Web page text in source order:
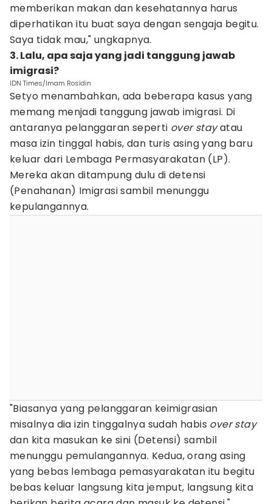
memberikan makan dan kesehatannya harus
diperhatikan itu buat saya dengan sengaja begitu.
Saya tidak mau," ungkapnya.
3. Lalu, apa saja yang jadi tanggung jawab
imigrasi?
IDN Times/Imam Rosidin
Setyo menambahkan, ada beberapa kasus yang
memang menjadi tanggung jawab imigrasi. Di
antaranya pelanggaran seperti over stayatau
masa izin tinggal habis, dan turis asing yang baru
keluar dari Lembaga Permasyarakatan (LP).
Mereka akan ditampung dulu di detensi
(Penahanan) Imigrasi sambil menunggu
kepulangannya.
"Biasanya yang pelanggaran keimigrasian
misalnya dia izin tinggalnya sudah habis over stay
dan kita masukan ke sini (Detensi) sambil
menunggu pemulangannya. Kedua, orang asing
yang bebas lembaga pemasyarakatan itu begitu
bebas keluar langsung kita jemput, langsung kita